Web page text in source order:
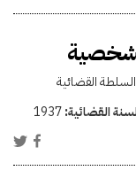
القضائية
القضائية:1937